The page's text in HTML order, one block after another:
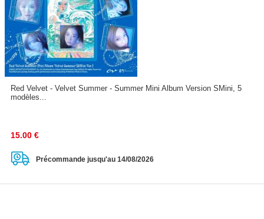
Red Velvet - Velvet Summer - Summer Mini Album Version SMini, 5
modèles...
15.00 €
Précommande jusqu'au 14/08/2026